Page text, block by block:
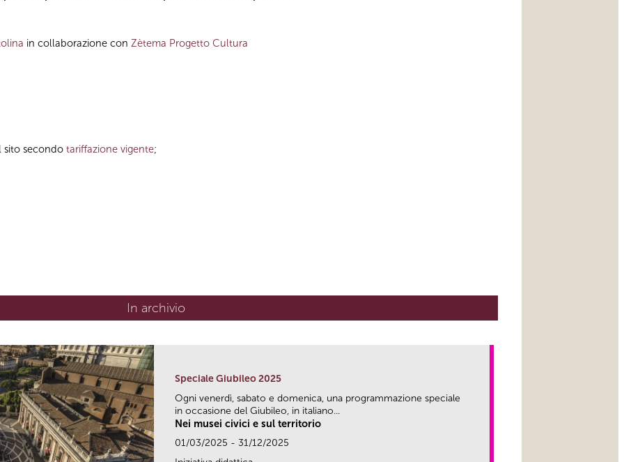
in collaborazione con Zètema Progetto Cultura
sito secondo tariffazione vigente;
In archivio
Speciale Giubileo 2025
Ogni venerdì, sabato e domenica, una programmazione speciale
in occasione del Giubileo, in italiano...
Nei musei civici e sul territorio
01/03/2025 - 31/12/2025